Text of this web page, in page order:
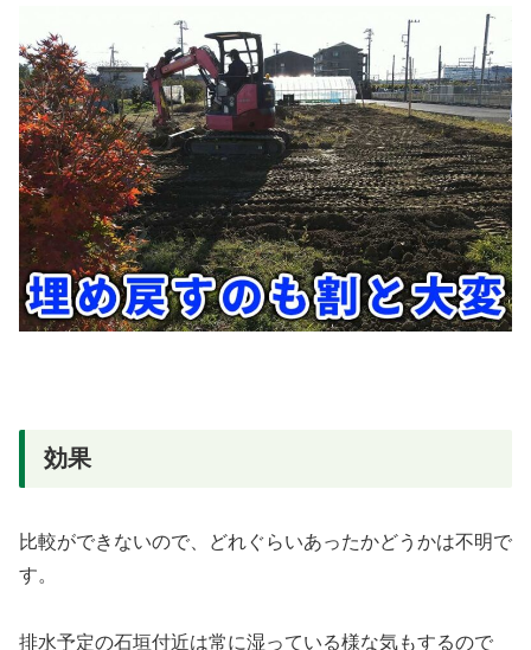
効果
比較ができないので、どれぐらいあったかどうかは不明で
す。
排水予定の石垣付近は常に湿っている様な気もするので